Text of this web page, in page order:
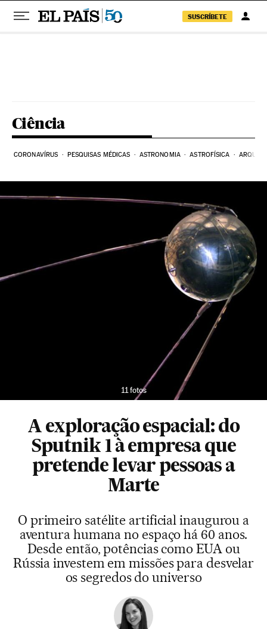
SUSCRÍBETE
Ciência
CORONAVÍRUS PESQUISAS MÉDICAS ASTRONOMIA ASTROFÍSICA
11 fotos
A exploração espacial: do
Sputnik 1 à empresa que
pretende levar pessoas a
Marte
O primeiro satélite artificial inaugurou a
aventura humana no espaço há 60 anos.
Desde então, potências como EUA ou
Rússia investem em missões para desvelar
os segredos do universo